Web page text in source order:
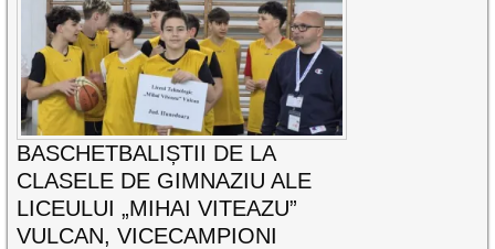
BASCHETBALIȘTII DE LA
CLASELE DE GIMNAZIU ALE
LICEULUI „MIHAI VITEAZU”
VULCAN, VICECAMPIONI